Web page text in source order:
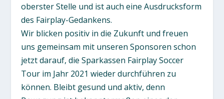
oberster Stelle und ist auch eine Ausdrucksform
des Fairplay-Gedankens.
Wir blicken positiv in die Zukunft und freuen
uns gemeinsam mit unseren Sponsoren schon
jetzt darauf, die Sparkassen Fairplay Soccer
Tour im Jahr 2021 wieder durchführen zu
können. Bleibt gesund und aktiv, denn